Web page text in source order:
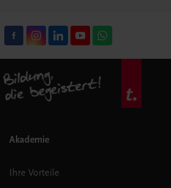
Akademie
Ihre Vorteile